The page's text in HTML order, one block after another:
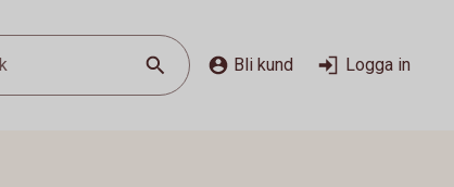
Bli kund Logga in